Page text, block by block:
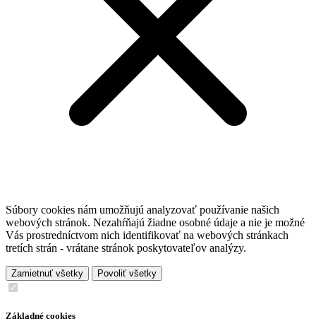
Súbory cookies nám umožňujú analyzovať používanie našich
webových stránok. Nezahŕňajú žiadne osobné údaje a nie je možné
Vás prostredníctvom nich identifikovať na webových stránkach
tretích strán - vrátane stránok poskytovateľov analýzy.
Zamietnuť všetky Povoliť všetky
Základné cookies